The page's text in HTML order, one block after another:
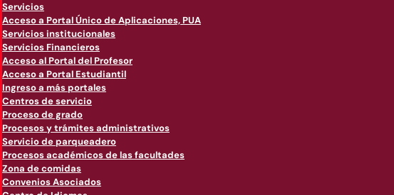
Servicios
Acceso a Portal Único de Aplicaciones, PUA
Servicios institucionales
Servicios Financieros
Acceso al Portal del Profesor
Acceso a Portal Estudiantil
Ingreso a más portales
Centros de servicio
Proceso de grado
Procesos y trámites administrativos
Servicio de parqueadero
Procesos académicos de las facultades
Zona de comidas
Convenios Asociados